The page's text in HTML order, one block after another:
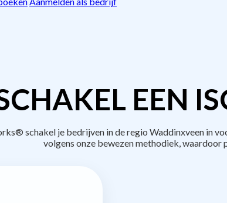
EEN
schakel je bedrijven in de regio Waddinxveen in
volgens onze bewezen methodiek, waardoor